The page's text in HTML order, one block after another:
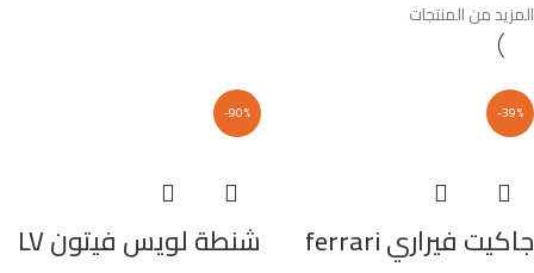
المزيد من المنتجات
-39%
جاكيت فيراري ferrari
-90%
شنطة لويس فيتون LV